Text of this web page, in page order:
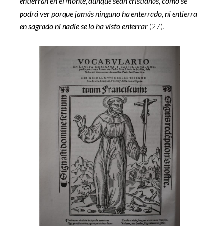
podrá ver porque jamás ninguno ha enterrado, ni entierra
en sagrado ni nadie se lo ha visto enterrar (27).